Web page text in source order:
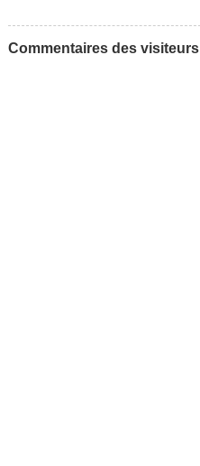
Commentaires des visiteurs